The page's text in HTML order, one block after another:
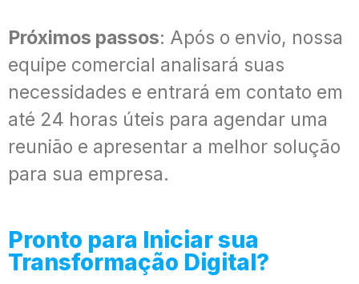
Próximos passos: Após o envio, nossa
equipe comercial analisará suas
necessidades e entrará em contato em
até 24 horas úteis para agendar uma
reunião e apresentar a melhor solução
para sua empresa.
Pronto para Iniciar sua
Transformação Digital?